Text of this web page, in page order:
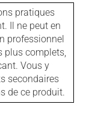
pratiques
Il ne peut en
professionnel
plus complets,
Vous y
secondaires
de ce produit.